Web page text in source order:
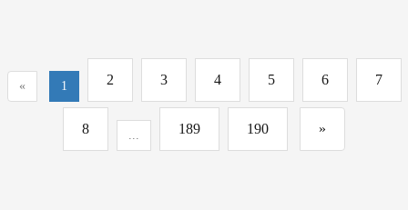
« 1 2 3 4 5 6 7
8 189 190 »